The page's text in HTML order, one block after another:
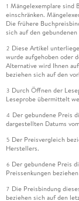
1 Mängelexemplare sind
einschränken.
Die frühere
sich auf den
2 Diese Artikel
wurde aufgehoben oder
Alternative wird Ihnen
beziehen sich auf den
3 Durch Öffnen der
Leseprobe übermittelt
4 Der gebundene Preis
dargestellten Datums
5 Der Preisvergleich
Herstellers.
6 Der gebundene Preis
Preissenkungen
7 Die Preisbindung
beziehen sich auf den